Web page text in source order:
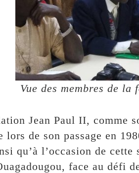
Vue des membres de
Jean Paul II, comme
lors de son passage en
qu’à l’occasion de
face au défi